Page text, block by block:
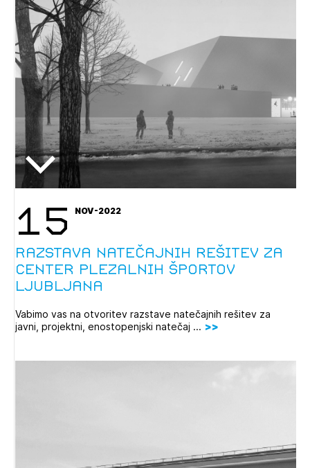
PRIJAVITE SE
15 NOV-2022
Razstava natečajnih rešitev za
Center plezalnih športov
Ljubljana
Vabimo vas na otvoritev razstave natečajnih rešitev za
javni, projektni, enostopenjski natečaj ...